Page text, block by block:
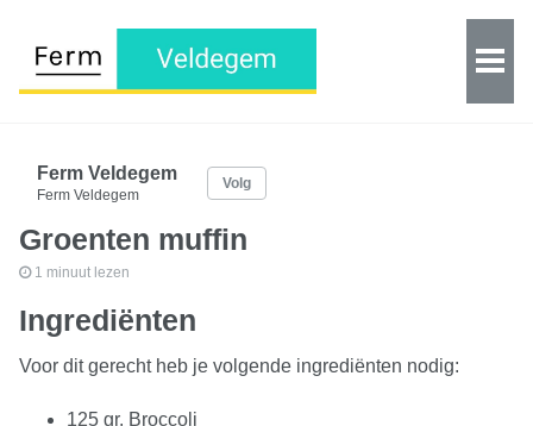
Ferm Veldegem
Ferm Veldegem
Volg
Groenten muffin
1 minuut lezen
Ingrediënten
Voor dit gerecht heb je volgende ingrediënten nodig:
125 gr. Broccoli